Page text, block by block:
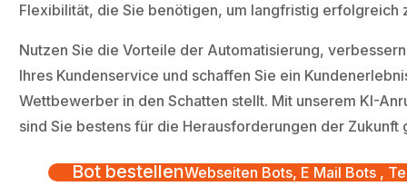
Flexibilität, die Sie benötigen, um langfristig erfolgreich
Nutzen Sie die Vorteile der Automatisierung,
Ihres Kundenservice und schaffen Sie ein
Wettbewerber in den Schatten stellt. Mit unserem KI-
sind Sie bestens für die Herausforderungen der Zukunft
Bot bestellenWebseiten Bots, E Mail Bots ,